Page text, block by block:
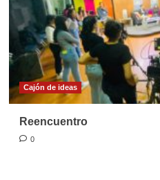
Cajón de ideas
Reencuentro
0